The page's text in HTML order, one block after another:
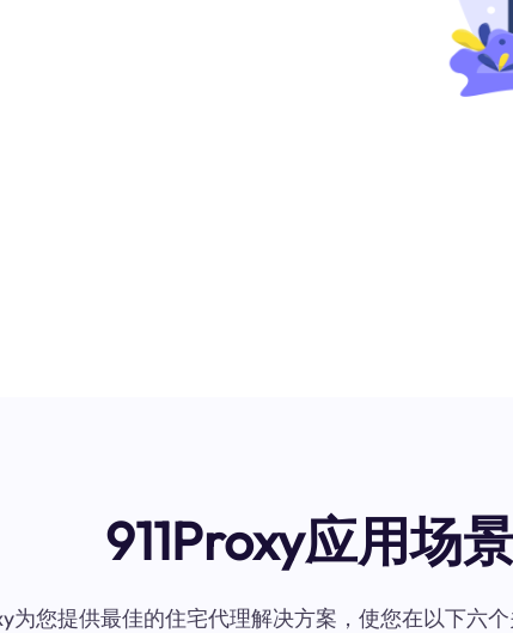
911Proxy应用场
为您提供最佳的住宅代理解决方案，使您在以下六